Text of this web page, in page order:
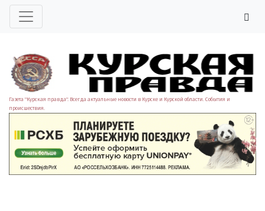
Газета "Курская правда". Всегда актуальные новости в Курске и Курской области. События и
происшествия.